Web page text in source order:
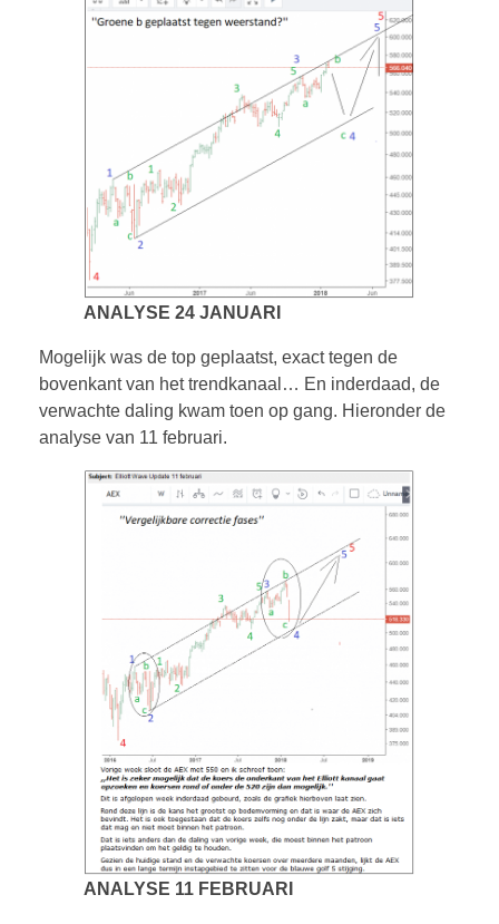
ANALYSE 24 JANUARI
Mogelijk was de top geplaatst, exact tegen de
bovenkant van het trendkanaal… En inderdaad, de
verwachte daling kwam toen op gang. Hieronder de
analyse van 11 februari.
ANALYSE 11 FEBRUARI